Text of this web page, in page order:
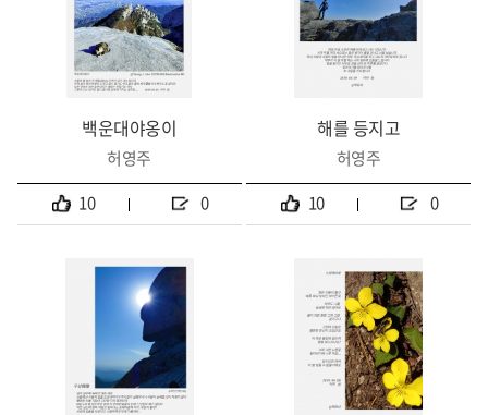
백운대야옹이
허영주
10
0
해를 등지고
허영주
10
0